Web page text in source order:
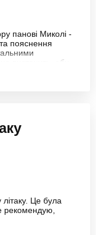
панові Миколі -
пояснення
вистачить, аби
хороший
Це була
рекомендую,